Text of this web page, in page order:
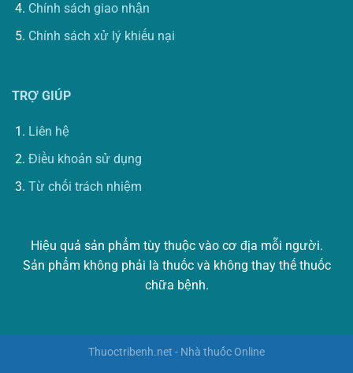
Chính sách giao nhận
Chính sách xử lý khiếu nại
TRỢ GIÚP
Liên hệ
Điều khoản sử dụng
Từ chối trách nhiệm
Hiệu quả sản phẩm tùy thuộc vào cơ địa mỗi người.
Sản phẩm không phải là thuốc và không thay thế thuốc
chữa bệnh.
Thuoctribenh.net - Nhà thuốc Online